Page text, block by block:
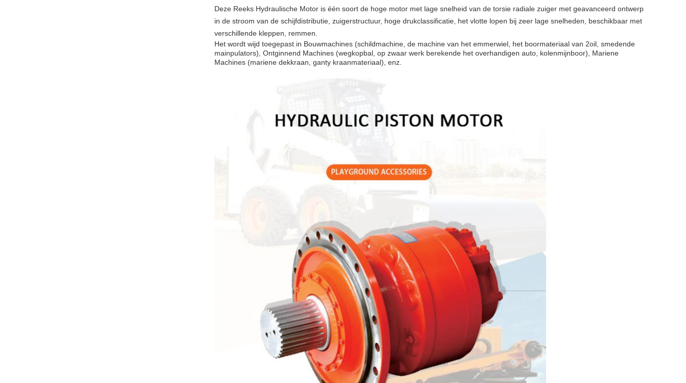
Deze Reeks Hydraulische Motor is één soort de hoge motor met lage snelheid van de torsie radiale zuiger met geavanceerd ontwerp
in de stroom van de schijfdistributie, zuigerstructuur, hoge drukclassificatie, het vlotte lopen bij zeer lage snelheden, beschikbaar met
verschillende kleppen, remmen.
Het wordt wijd toegepast in Bouwmachines (schildmachine, de machine van het emmerwiel, het boormateriaal van 2oil, smedende
mainpulators), Ontginnend Machines (wegkopbal, op zwaar werk berekende het overhandigen auto, kolenmijnboor), Mariene
Machines (mariene dekkraan, ganty kraanmateriaal), enz.